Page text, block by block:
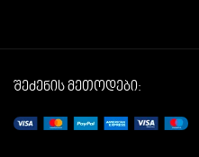
შეძენის მეთოდები: